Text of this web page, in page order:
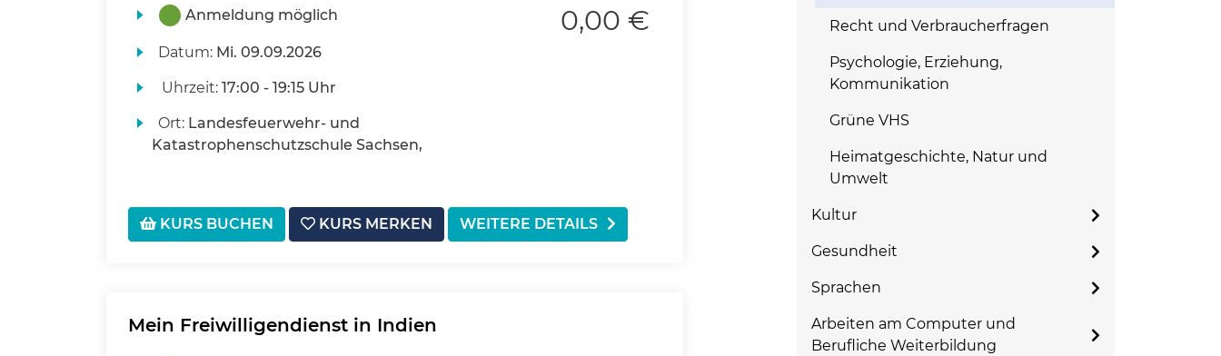
Anmeldung möglich
Datum: Mi. 09.09.2026
Uhrzeit: 17:00 - 19:15 Uhr
Ort: Landesfeuerwehr- und
Katastrophenschutzschule Sachsen,
0,00 €
KURS BUCHEN KURS MERKEN WEITERE DETAILS
Mein Freiwilligendienst in Indien
Recht und Verbraucherfragen
Psychologie, Erziehung,
Kommunikation
Grüne VHS
Heimatgeschichte, Natur und
Umwelt
Kultur
Gesundheit
Sprachen
Arbeiten am Computer und
Berufliche Weiterbildung